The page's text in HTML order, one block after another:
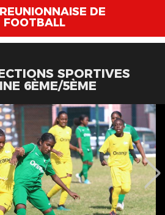
DE
FOOTBALL
SPORTIVES
6ÈME/5ÈME